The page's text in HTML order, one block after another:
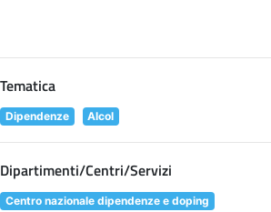
Tematica
Dipendenze Alcol
Dipartimenti/Centri/Servizi
Centro nazionale dipendenze e doping